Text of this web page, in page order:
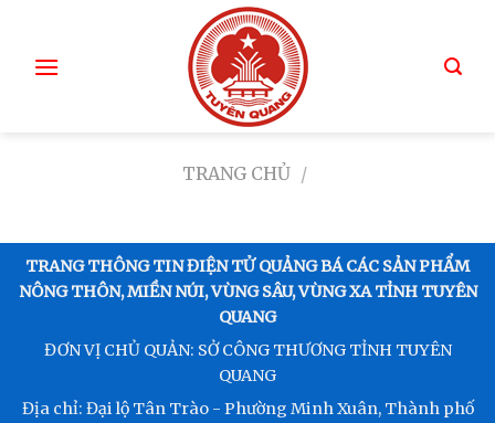
TRANG CHỦ /
TRANG THÔNG TIN ĐIỆN TỬ QUẢNG BÁ CÁC SẢN PHẨM
NÔNG THÔN, MIỀN NÚI, VÙNG SÂU, VÙNG XA TỈNH TUYÊN
QUANG
ĐƠN VỊ CHỦ QUẢN: SỞ CÔNG THƯƠNG TỈNH TUYÊN
QUANG
Địa chỉ: Đại lộ Tân Trào - Phường Minh Xuân, Thành phố